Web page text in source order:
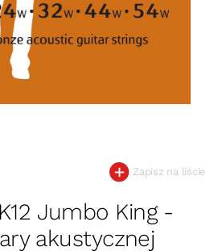
Zapisz na liście
Jumbo King -
akustycznej